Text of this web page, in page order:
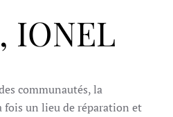
IONEL
communautés, la
fois un lieu de réparation et